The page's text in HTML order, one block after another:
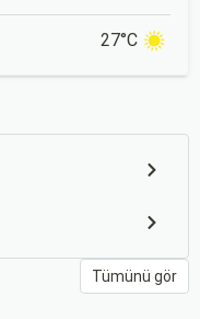
27°C
Tümünü gör